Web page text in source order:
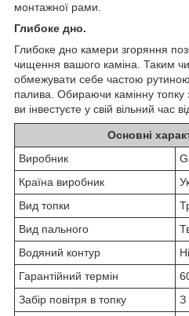
монтажної рами.
Глибоке дно.
Глибоке дно камери згоряння
чищення вашого каміна. Таким
обмежувати себе частою
палива. Обираючи камінну
ви інвестуєте у свій вільний час
Основні
Виробник
Країна виробник
Вид топки
Вид пального
Водяний контур
Ні
Гарантійний термін
Забір повітря в топку
З